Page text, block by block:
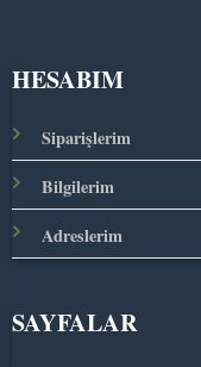
HESABIM
Siparişlerim
Bilgilerim
Adreslerim
SAYFALAR